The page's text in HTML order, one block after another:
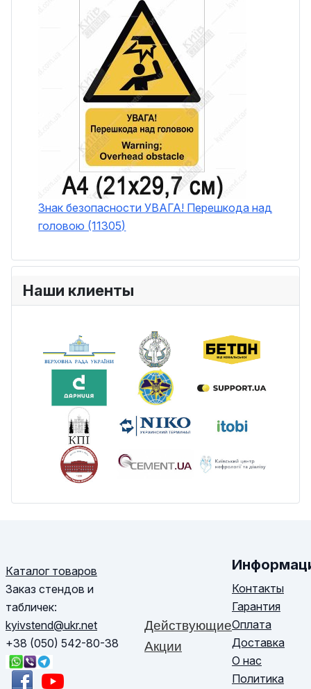
Знак безопасности УВАГА! Перешкода над
головою (11305)
Наши клиенты
Каталог товаров
Заказ стендов и
табличек:
kyivstend@ukr.net
+38 (050) 542-80-38
Действующие
Акции
Контакты
Гарантия
Оплата
Доставка
О нас
Политика